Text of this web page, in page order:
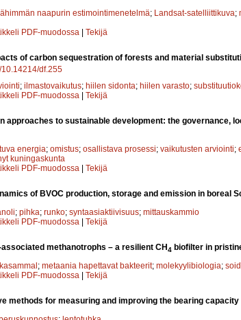
naapurin estimointimenetelmä; Landsat-satelliittikuva;
PDF-muodossa | Tekijä
of carbon sequestration of forests and material
df.255
; ilmastovaikutus; hiilen sidonta; hiilen varasto;
PDF-muodossa | Tekijä
approaches to sustainable development: the governance,
energia; omistus; osallistava prosessi; vaikutusten arviointi;
kuningaskunta
PDF-muodossa | Tekijä
of BVOC production, storage and emission in boreal
; pihka; runko; syntaasiaktiivisuus; mittauskammio
PDF-muodossa | Tekijä
associated methanotrophs – a resilient CH4 biofilter in
; metaania hapettavat bakteerit; molekyylibiologia;
PDF-muodossa | Tekijä
methods for measuring and improving the bearing